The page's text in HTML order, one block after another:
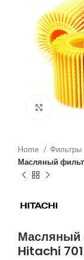
Home Фильтры
Масляный
Масляный
Hitachi